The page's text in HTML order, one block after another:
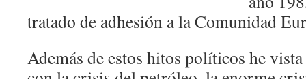
tratado de adhesión a la Comunidad
Además de estos hitos políticos he